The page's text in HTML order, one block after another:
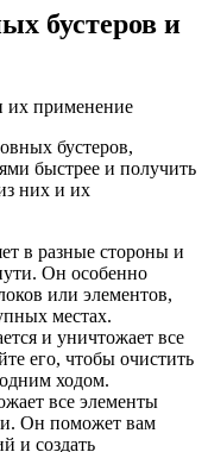
бустеров и
их применение
бустеров,
быстрее и получить
них и их
в разные стороны и
Он особенно
или элементов,
местах.
и уничтожает все
его, чтобы очистить
ходом.
все элементы
Он поможет вам
и создать